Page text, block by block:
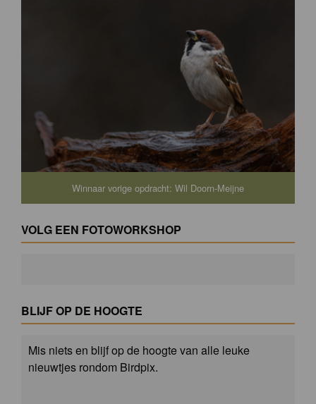
Winnaar vorige opdracht: Wil Doorn-Meijne
VOLG EEN FOTOWORKSHOP
BLIJF OP DE HOOGTE
Mis niets en blijf op de hoogte van alle leuke
nieuwtjes rondom Birdpix.